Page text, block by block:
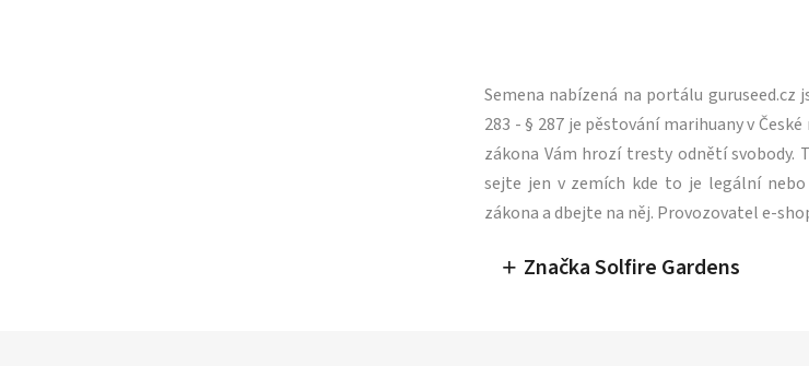
Semena nabízená na portálu guruseed.cz
283 - § 287 je pěstování marihuany v
zákona Vám hrozí tresty odnětí svobody.
sejte jen v zemích kde to je legální
zákona a dbejte na něj. Provozovatel e-
Značka Solfire Gardens